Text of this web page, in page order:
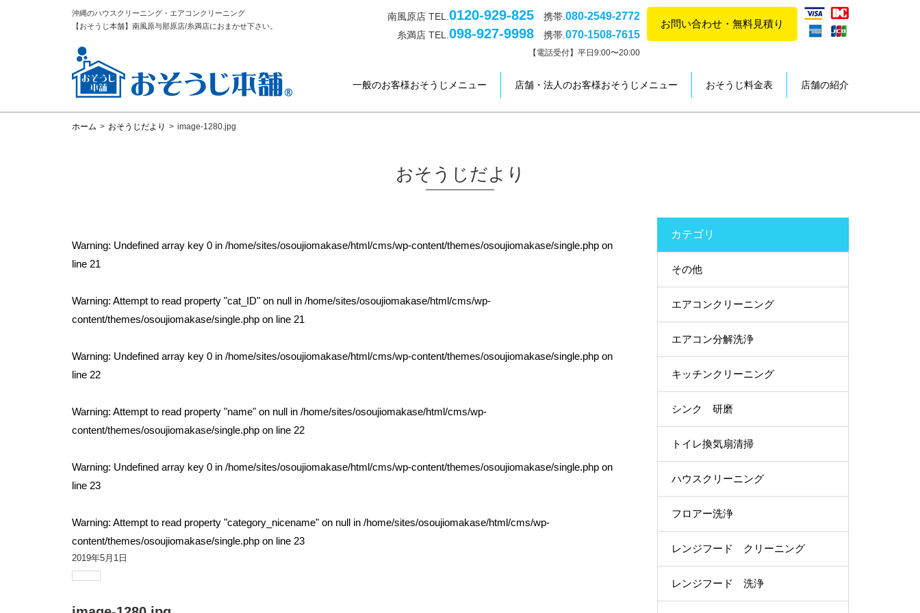
沖縄のハウスクリーニング・エアコンクリーニング
【おそうじ本舗】南風原与那原店/糸満店におまかせ下さい。
南風原店 TEL. 0120-929-825携帯. 080-2549-2772
糸満店 TEL. 098-927-9998携帯. 070-1508-7615
【電話受付】平日9:00〜20:00
お問い合わせ・無料見積り
一般のお客様おそうじメニュー 店舗・法人のお客様おそうじメニュー おそうじ料金表 店舗の紹介
ホーム > おそうじだより > image-1280.jpg
おそうじだより
Warning: Undefined array key 0 in /home/sites/osoujiomakase/html/cms/wp-content/themes/osoujiomakase/single.phpon
line 21
Warning: Attempt to read property "cat_ID" on null in /home/sites/osoujiomakase/html/cms/wp-
content/themes/osoujiomakase/single.phpon line 21
Warning: Undefined array key 0 in /home/sites/osoujiomakase/html/cms/wp-content/themes/osoujiomakase/single.phpon
line 22
Warning: Attempt to read property "name" on null in /home/sites/osoujiomakase/html/cms/wp-
content/themes/osoujiomakase/single.phpon line 22
Warning: Undefined array key 0 in /home/sites/osoujiomakase/html/cms/wp-content/themes/osoujiomakase/single.phpon
line 23
Warning: Attempt to read property "category_nicename" on null in /home/sites/osoujiomakase/html/cms/wp-
content/themes/osoujiomakase/single.phpon line 23
2019年5月1日
カテゴリ
その他
エアコンクリーニング
エアコン分解洗浄
キッチンクリーニング
シンク 研磨
トイレ換気扇清掃
ハウスクリーニング
フロアー洗浄
レンジフード クリーニング
レンジフード 洗浄